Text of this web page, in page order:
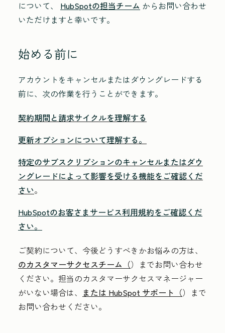
について、 HubSpotの担当チーム からお問い合わせ
いただけますと幸いです。
始める前に
アカウントをキャンセルまたはダウングレードする
前に、次の作業を行うことができます。
契約期間と請求サイクルを理解する
更新オプションについて理解する。
特定のサブスクリプションのキャンセルまたはダウ
ングレードによって影響を受ける機能をご確認くだ
さい。
HubSpotのお客さまサービス利用規約をご確認くだ
さい。
ご契約について、今後どうすべきかお悩みの方は、
のカスタマーサクセスチーム（）までお問い合わせ
ください。担当のカスタマーサクセスマネージャー
がいない場合は、 または HubSpot サポート（）まで
お問い合わせください。